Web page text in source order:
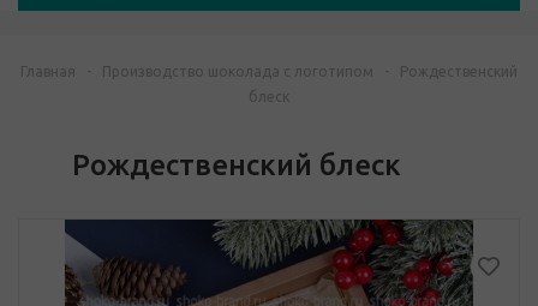
Главная - Производство шоколада с логотипом -
Рождественский
блеск
Рождественский блеск